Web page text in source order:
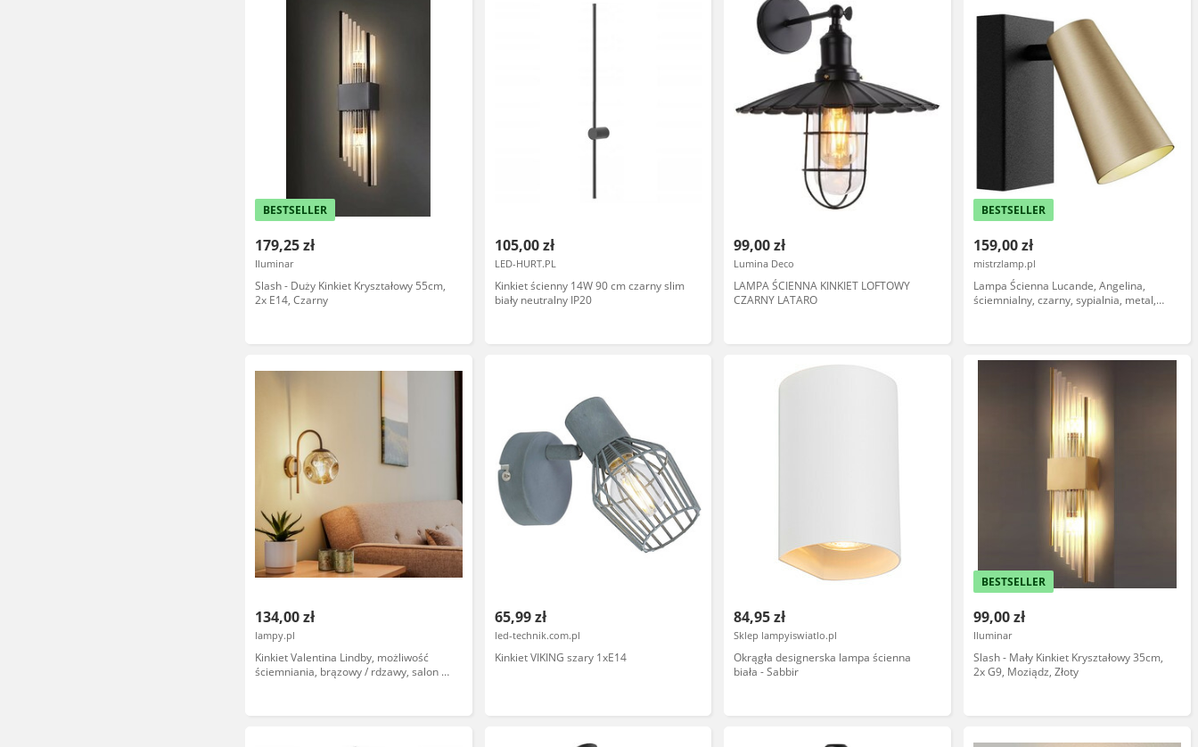
BESTSELLER
179,25 zł
Iluminar
Slash - Duży Kinkiet Kryształowy 55cm,
2x E14, Czarny
105,00 zł
LED-HURT.PL
Kinkiet ścienny 14W 90 cm czarny slim
biały neutralny IP20
99,00 zł
Lumina Deco
LAMPA ŚCIENNA KINKIET LOFTOWY
CZARNY LATARO
BESTSELLER
159,00 zł
mistrzlamp.pl
Lampa Ścienna Lucande, Angelina,
ściemnialny, czarny, sypialnia, metal,
134,00 zł
lampy.pl
Kinkiet Valentina Lindby, możliwość
ściemniania, brązowy / rdzawy, salon /
65,99 zł
led-technik.com.pl
Kinkiet VIKING szary 1xE14
84,95 zł
Sklep lampyiswiatlo.pl
Okrągła designerska lampa ścienna
biała - Sabbir
BESTSELLER
99,00 zł
Iluminar
Slash - Mały Kinkiet Kryształowy 35cm,
2x G9, Moziądz, Złoty